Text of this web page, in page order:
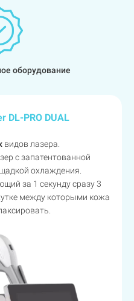
оборудование
DL-PRO DUAL
видов лазера.
с запатентованной
охлаждения.
за 1 секунду сразу 3
между которыми кожа